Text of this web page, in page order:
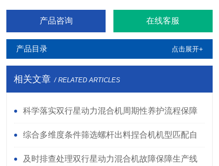
产品咨询 在线客服
产品目录 点击展开+
相关文章 / RELATED ARTICLES
科学落实双行星动力混合机周期性养护流程保障
批次物料混合质量稳定
综合多维度条件筛选螺杆出料捏合机机型匹配自
身生产线加工需求
及时排查处理双行星动力混合机故障保障生产线